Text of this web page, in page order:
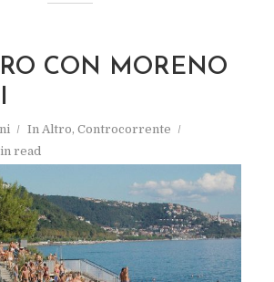
CON MORENO
In Altro, Controcorrente
read